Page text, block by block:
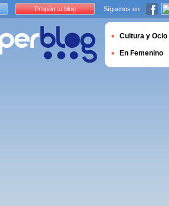
Propón tu blog Síguenos en
Cultura y Ocio
En Femenino